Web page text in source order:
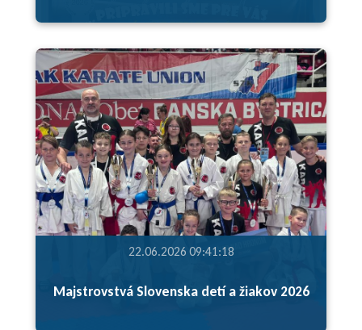
22.06.2026 09:41:18
Majstrovstvá Slovenska detí a žiakov 2026